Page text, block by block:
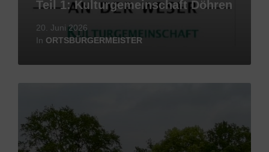
Teil 1: Kulturgemeinschaft Döhren
20. Juni 2026
In ORTSBÜRGERMEISTER